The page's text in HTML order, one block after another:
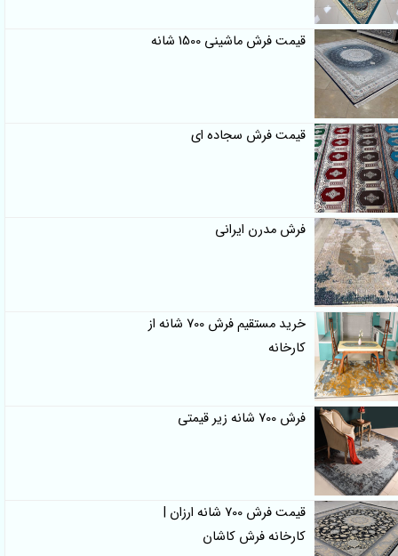
قیمت فرش ماشینی 1500 شانه
قیمت فرش سجاده ای
فرش مدرن ایرانی
خرید مستقیم فرش 700 شانه از
کارخانه
فرش 700 شانه زیر قیمتی
قیمت فرش 700 شانه ارزان |
کارخانه فرش کاشان